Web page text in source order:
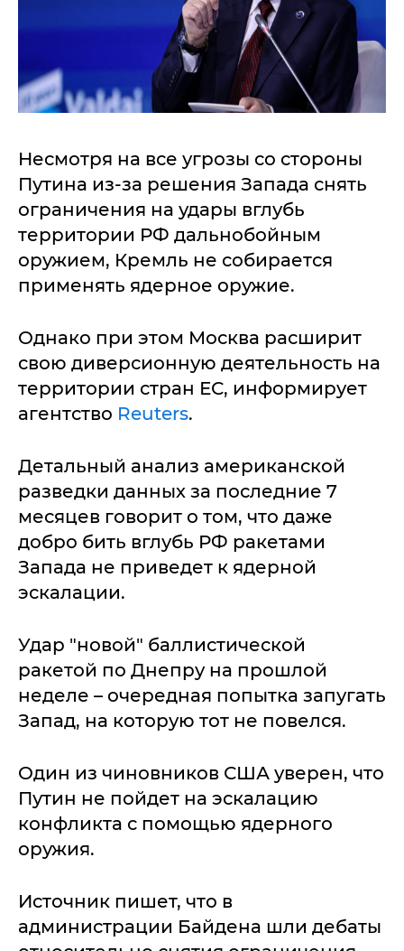
Несмотря на все угрозы со стороны
Путина из-за решения Запада снять
ограничения на удары вглубь
территории РФ дальнобойным
оружием, Кремль не собирается
применять ядерное оружие.
Однако при этом Москва расширит
свою диверсионную деятельность на
территории стран ЕС, информирует
агентство Reuters.
Детальный анализ американской
разведки данных за последние 7
месяцев говорит о том, что даже
добро бить вглубь РФ ракетами
Запада не приведет к ядерной
эскалации.
Удар "новой" баллистической
ракетой по Днепру на прошлой
неделе – очередная попытка запугать
Запад, на которую тот не повелся.
Один из чиновников США уверен, что
Путин не пойдет на эскалацию
конфликта с помощью ядерного
оружия.
Источник пишет, что в
администрации Байдена шли дебаты